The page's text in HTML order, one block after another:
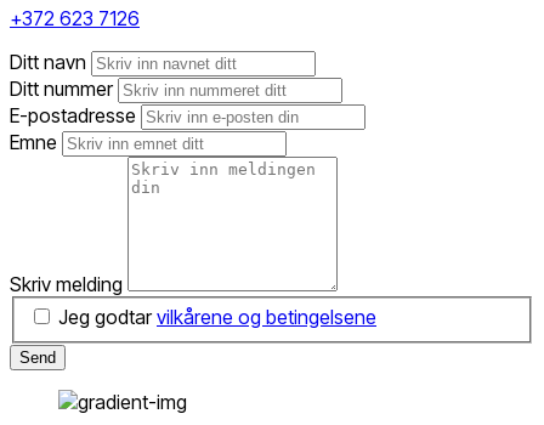
+372 623 7126
Ditt navn
Ditt nummer
E-postadresse
Emne
Skriv melding
Jeg godtarvilkårene og betingelsene
Send